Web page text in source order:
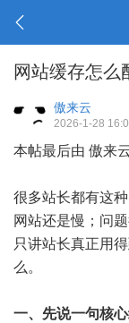
网站缓存怎么
傲来云
2026-1-28
本帖最后由 傲来
很多站长都有这
网站还是慢；问
只讲站长真正用
么。
一、先说一句核